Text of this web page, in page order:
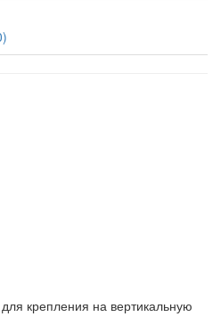
крепления на вертикальную